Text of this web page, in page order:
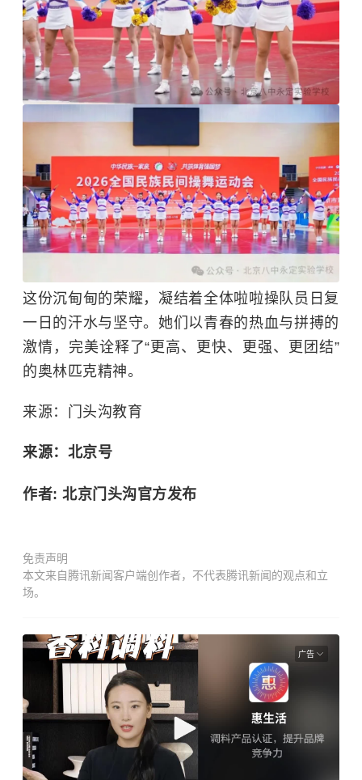
这份沉甸甸的荣耀，凝结着全体啦啦操队员日复
一日的汗水与坚守。她们以青春的热血与拼搏的
激情，完美诠释了“更高、更快、更强、更团结”
的奥林匹克精神。
来源：门头沟教育
来源：北京号
作者: 北京门头沟官方发布
免责声明
本文来自腾讯新闻客户端创作者，不代表腾讯新闻的观点和立
场。
广告